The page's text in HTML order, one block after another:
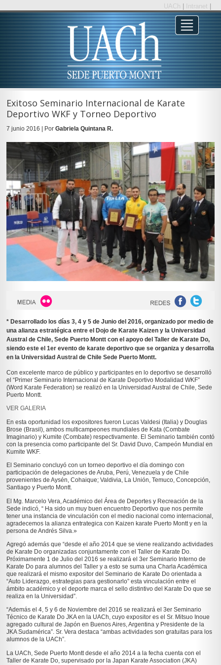
UACh Intranet
Exitoso Seminario Internacional de Karate
Deportivo WKF y Torneo Deportivo
7 junio 2016 | Por Gabriela Quintana R.
* Desarrollado los días 3, 4 y 5 de Junio del 2016, organizado por medio de
una alianza estratégica entre el Dojo de Karate Kaizen y la Universidad
Austral de Chile, Sede Puerto Montt con el apoyo del Taller de Karate Do,
siendo este el 1er evento de karate deportivo que se organiza y desarrolla
en la Universidad Austral de Chile Sede Puerto Montt.
Con excelente marco de público y participantes en lo deportivo se desarrolló
el “Primer Seminario Internacional de Karate Deportivo Modalidad WKF”
(Word Karate Federation) se realizó en la Universidad Austral de Chile, Sede
Puerto Montt.
VER GALERIA
En esta oportunidad los expositores fueron Lucas Valdesi (Italia) y Douglas
Brose (Brasil), ambos multicampeones mundiales de Kata (Combate
Imaginario) y Kumite (Combate) respectivamente. El Seminario también contó
con la presencia como participante del Sr. David Duvo, Campeón Mundial en
Kumite WKF.
El Seminario concluyó con un torneo deportivo el día domingo con
participación de delegaciones de Aruba, Perú, Venezuela y de Chile
provenientes de Aysén, Cohaique; Valdivia, La Unión, Temuco, Concepción,
Santiago y Puerto Montt.
El Mg. Marcelo Vera, Académico del Área de Deportes y Recreación de la
Sede indicó, “ Ha sido un muy buen encuentro Deportivo que nos permite
tener una instancia de vinculación con el medio nacional como internacional,
agradecemos la alianza entrategica con Kaizen karate Puerto Montt y en la
persona de Andrés Silva.»
Agregó además que “desde el año 2014 que se viene realizando actividades
de Karate Do organizadas conjuntamente con el Taller de Karate Do.
Próximamente 1 de Julio del 2016 se realizará el 3er Seminario Interno de
Karate Do para alumnos del Taller y a esto se suma una Charla Académica
que realizará el mismo expositor del Seminario de Karate Do orientada a
“Auto Liderazgo, estrategias para gestionarlo” esta vinculación entre el
ámbito académico y el deporte marca el sello distintivo del Karate Do que se
realiza en la Universidad”.
“Además el 4, 5 y 6 de Noviembre del 2016 se realizará el 3er Seminario
Técnico de Karate Do JKA en la UACh, cuyo expositor es el Sr. Mitsuo Inoue
agregado cultural de Japón en Buenos Aires, Argentina y Presidente de la
JKA Sudamérica”. Sr. Vera destaca “ambas actividades son gratuitas para los
alumnos de la UACh”.
La UACh, Sede Puerto Montt desde el año 2014 a la fecha cuenta con el
Taller de Karate Do, supervisado por la Japan Karate Association (JKA)